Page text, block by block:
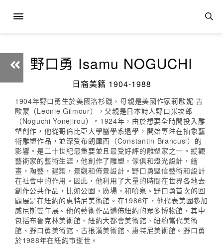
野口勇 Isamu NOGUCHI
日裔美籍 1904-1988
1904年野口勇生於美國洛杉磯，母親是美國作家莉歐妮·吉
歐蒙（Leonie Gilmour），父親是日本詩人野口米次郎
（Noguchi Yonejirou）。1924年，由於想要全時間投入雕
塑創作，他從哥倫比亞大學醫學系退學，開始專注在抽象藝
術雕塑作品，並深受布朗庫西（Constantin Brancusi）的
影響。是二十世紀最重要並且最受好評的雕塑家之一。縱觀
藝術家的藝術生涯，他創作了雕塑，傢俱和燈光設計，繪
畫，陶藝，建築，景觀和佈景設計。野口勇堅信藝術和設計
在社會中的作用。因此，他利用了大量的時間在世界各地去
創作公共作品，比如公園，廣場，和噴泉。野口勇首次的回
顧展是在紐約的惠特尼美術館。在1986年，他代表美國參加
威尼斯雙年展。他的藝術作品遍佈紐約的眾多博物館，其中
包括布魯克林美術館、紐約大都會美術館、紐約當代美術
館、野口勇美術館、古根漢美術館、惠特尼美術館。野口勇
於1988年在紐約市逝世。